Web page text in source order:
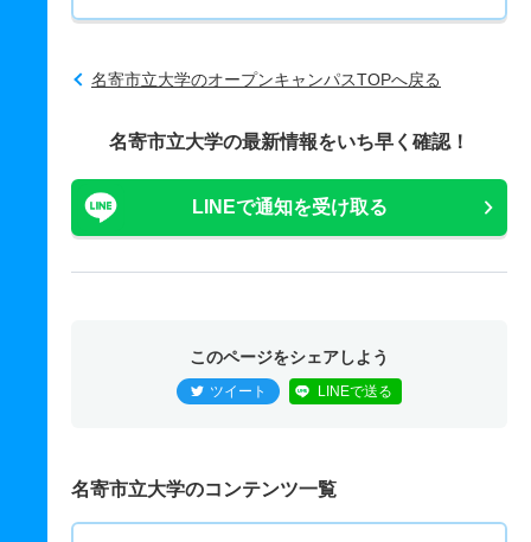
名寄市立大学のオープンキャンパスTOPへ戻る
名寄市立大学の最新情報をいち早く確認！
LINEで通知を受け取る
このページをシェアしよう
ツイート LINEで送る
名寄市立大学のコンテンツ一覧